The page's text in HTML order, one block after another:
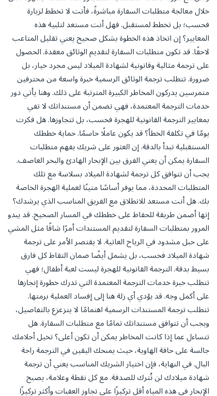
خلال معالجة متطلبات السفارة مباشرةً، فأنت لا تخطط لزيارة
فحسب؛ بل تخطط لمستقبل. فهل أنت مستعد لتلبية هذه
المعايير؟ إن اتخاذ هذه الخطوة بشكل صحيح يعني تقليل المتاعب
لاحقًا. قد تكون متطلبات السفارة لتقديم الوثائق معقدة. الحصول
على ترجمة مثالية وقانونية لشهادة الميلاد ليس مجرد خيار، بل
ضرورة. تتطلب ترجمة الوثائق الرسمية خبرة واسعة من محترفين
متمرسين يدركون المخاطر الكبيرة المترتبة على ذلك. وهنا يأتي دور
خدمات الترجمة المعتمدة، فهي تضمن أن مستنداتك لا تفي
بمعايير الترجمة القانونية للهجرة فحسب، بل تتجاوزها. هل فكرت
يومًا في تكلفة الخطأ؟ قد يكون عاملًا حاسمًا. حماية خططك
المستقبلية تبدأ بالدقة. إن العثور على شريك يفهم متطلبات
السفارة يمكن أن يعني الفرق بين الإبحار الهادئ والبحر العاصف.
يجب أن تتوافق كل ترجمة لشهادة الميلاد بسلاسة مع تلك
المتطلبات المحددة، مما يوفر أساسًا متينًا لعملية الهجرة الخاصة
بك. هل أنت مستعد للانطلاق مع الفريق المناسب الذي يرشدك؟
إنها أضمن طريقة للحفاظ على خططك في المسار الصحيح. قد يبدو
المرور بمتطلبات السفارة لتقديم المستندات أمرًا شاقًا مثل المشي
على حبل مشدود في الرياح العاتية. لا يقتصر الأمر على ترجمة
شهادة الميلاد فحسب، بل يشمل أيضًا ضمان التقاط كل فارق
بسيط بدقة. الترجمة القانونية للهجرة ليست لعبة أطفال؛ فهي
تتطلب خبرة خدمات الترجمة المعتمدة التي تدرك خطورة إنجازها
على أكمل وجه. قد يؤدي أي زلة هنا إلى إفساد العملية برمتها.
تتطلب ترجمة المستندات الرسمية اهتمامًا لا يتزعزع بالتفاصيل،
ويجب أن تتوافق مستنداتك تمامًا مع متطلبات السفارة. هل
تتساءل عما إذا كانت المخاطر يمكن أن تكون أعلى؟ تخيل أحلامك
جالسة على حافة الهاوية، حيث يمنحك اليقين في الترجمة راحة
البال. في النهاية، فإن اختيار الشريك المناسب يعني أن ترجمة
شهادة ميلادك لن تُترك للصدفة. مع كل نقطة وعلامة، يصبح
الإبحار في هذه المياه أقل تركيزًا على تجاوز العقبات وأكثر تركيزًا